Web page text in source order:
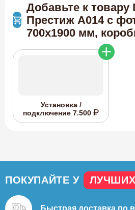
Добавьте к товару
Престиж А014 с
700х1900 мм,
Установка /
подключение 7.500
ПОКУПАЙТЕ У ЛУЧШИХ
Быстрая доставка по